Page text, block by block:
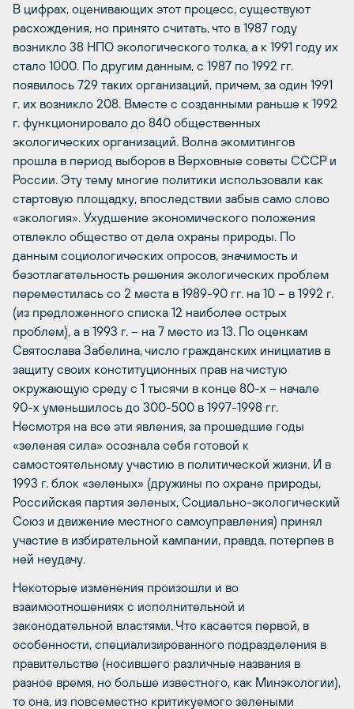
В цифрах, оценивающих этот процесс, существуют
расхождения, но принято считать, что в 1987 году
возникло 38 НПО экологического толка, а к 1991 году их
стало 1000. По другим данным, с 1987 по 1992 гг.
появилось 729 таких организаций, причем, за один 1991
г. их возникло 208. Вместе с созданными раньше к 1992
г. функционировало до 840 общественных
экологических организаций. Волна экомитингов
прошла в период выборов в Верховные советы СССР и
России. Эту тему многие политики использовали как
стартовую площадку, впоследствии забыв само слово
«экология». Ухудшение экономического положения
отвлекло общество от дела охраны природы. По
данным социологических опросов, значимость и
безотлагательность решения экологических проблем
переместилась со 2 места в 1989-90 гг. на 10 – в 1992 г.
(из предложенного списка 12 наиболее острых
проблем), а в 1993 г. – на 7 место из 13. По оценкам
Святослава Забелина, число гражданских инициатив в
защиту своих конституционных прав на чистую
окружающую среду с 1 тысячи в конце 80-х – начале
90-х уменьшилось до 300-500 в 1997-1998 гг.
Несмотря на все эти явления, за прошедшие годы
«зеленая сила» осознала себя готовой к
самостоятельному участию в политической жизни. И в
1993 г. блок «зеленых» (дружины по охране природы,
Российская партия зеленых, Социально-экологический
Союз и движение местного самоуправления) принял
участие в избирательной кампании, правда, потерпев в
ней неудачу.
Некоторые изменения произошли и во
взаимоотношениях с исполнительной и
законодательной властями. Что касается первой, в
особенности, специализированного подразделения в
правительстве (носившего различные названия в
разное время, но больше известного, как Минэкологии),
то она, из повсеместно критикуемого зелеными